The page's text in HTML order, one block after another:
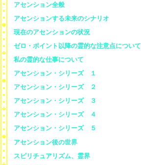
アセンション全般
アセンションする未来のシナリオ
現在のアセンションの状況
ゼロ・ポイント以降の霊的な注意点について
私の霊的な仕事について
アセンション・シリーズ １
アセンション・シリーズ ２
アセンション・シリーズ ３
アセンション・シリーズ ４
アセンション・シリーズ ５
アセンション後の世界
スピリチュアリズム、霊界